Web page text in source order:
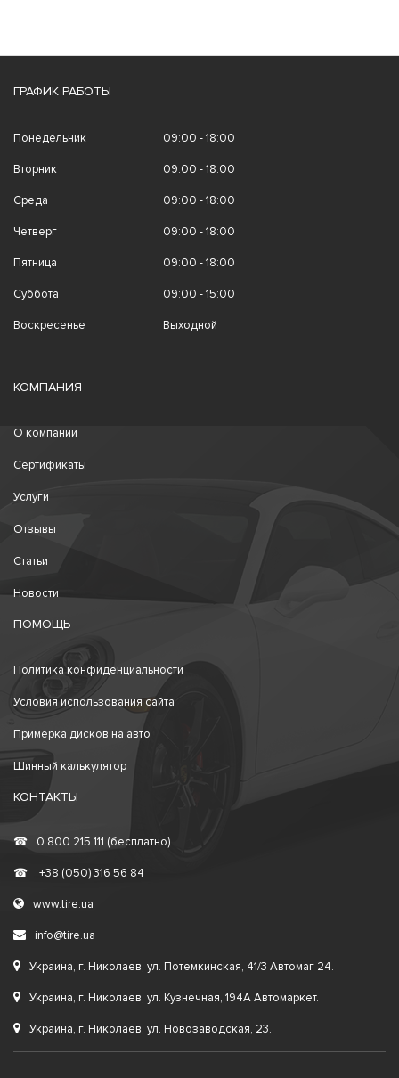
ГРАФИК РАБОТЫ
Понедельник 09:00 - 18:00
Вторник 09:00 - 18:00
Среда 09:00 - 18:00
Четверг 09:00 - 18:00
Пятница 09:00 - 18:00
Суббота 09:00 - 15:00
Воскресенье Выходной
КОМПАНИЯ
О компании
Сертификаты
Услуги
Отзывы
Статьи
Новости
ПОМОЩЬ
Политика конфиденциальности
Условия использования сайта
Примерка дисков на авто
Шинный калькулятор
КОНТАКТЫ
☎ 0 800 215 111 (бесплатно)
☎ +38 (050) 316 56 84
www.tire.ua
info@tire.ua
Украина, г. Николаев, ул. Потемкинская, 41/3 Автомаг 24.
Украина, г. Николаев, ул. Кузнечная, 194А Автомаркет.
Украина, г. Николаев, ул. Новозаводская, 23.